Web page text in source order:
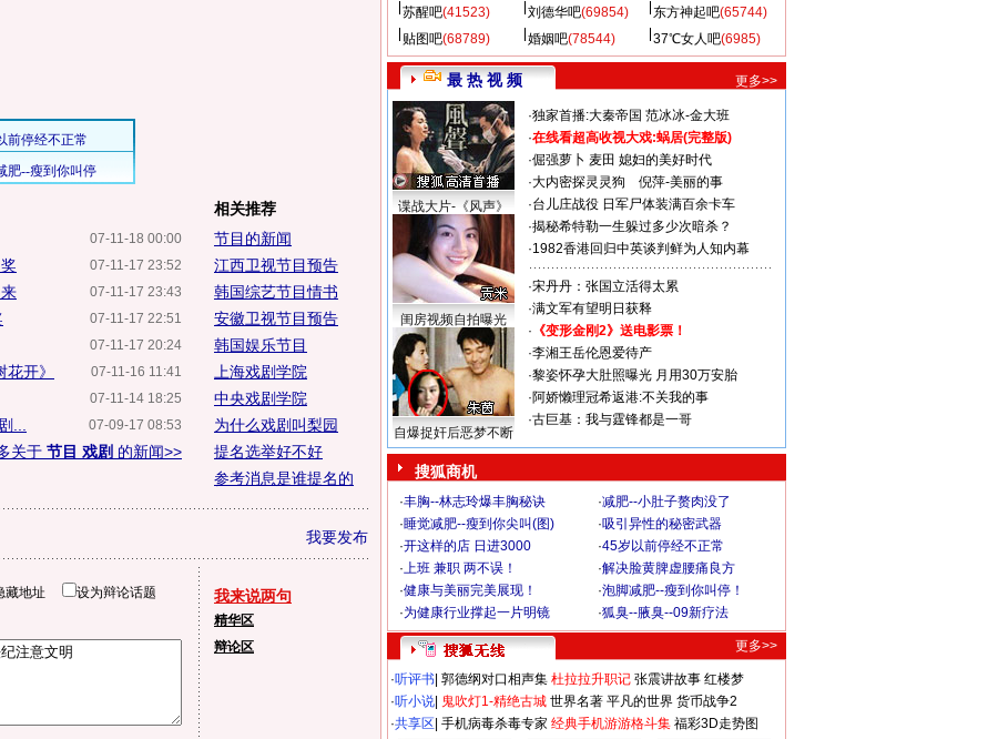
07-11-18 00:00
07-11-17 23:52
07-11-17 23:43
07-11-17 22:51
07-11-17 20:24
07-11-16 11:41
开》
07-11-14 18:25
07-09-17 08:53
...
关于 节目 戏剧 的新闻>>
相关推荐
节目的新闻
江西卫视节目预告
韩国综艺节目情书
安徽卫视节目预告
韩国娱乐节目
上海戏剧学院
中央戏剧学院
为什么戏剧叫梨园
提名选举好不好
参考消息是谁提名的
我要发布
藏地址 设为辩论话题 我来说两句
精华区
辩论区
苏醒吧(41523) 刘德华吧(69854) 东方神起吧(65744)
贴图吧(68789) 婚姻吧(78544) 37℃女人吧(6985)
最 热 视 频 更多>>
谍战大片-《风声》
闺房视频自拍曝光
自爆捉奸后恶梦不断
·独家首播:大秦帝国 范冰冰-金大班
·在线看超高收视大戏:蜗居(完整版)
·倔强萝卜 麦田 媳妇的美好时代
·大内密探灵灵狗
倪萍-美丽的事
·台儿庄战役 日军尸体装满百余卡车
·揭秘希特勒一生躲过多少次暗杀？
·1982香港回归中英谈判鲜为人知内幕
·宋丹丹：张国立活得太累
·满文军有望明日获释
· 《变形金刚2》送电影票！
·李湘王岳伦恩爱待产
·黎姿怀孕大肚照曝光 月用30万安胎
·阿娇懒理冠希返港:不关我的事
·古巨基：我与霆锋都是一哥
搜狐商机
·丰胸--林志玲爆丰胸秘诀 ·减肥--小肚子赘肉没了
·睡觉减肥--瘦到你尖叫(图) ·吸引异性的秘密武器
·开这样的店 日进3000 ·45岁以前停经不正常
·上班 兼职 两不误！ ·解决脸黄脾虚腰痛良方
·健康与美丽完美展现！ ·泡脚减肥--瘦到你叫停！
·为健康行业撑起一片明镜 ·狐臭--腋臭--09新疗法
更多>>
·听评书 郭德纲对口相声集 杜拉拉升职记 张震讲故事 红楼梦
·听小说 鬼吹灯1-精绝古城 世界名著 平凡的世界 货币战争2
·共享区 手机病毒杀毒专家 经典手机游游格斗集 福彩3D走势图